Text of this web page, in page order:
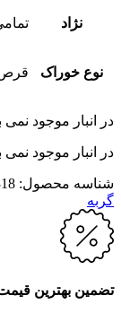
نژاد
نوع خوراک
در انبار موجود نمی
در انبار موجود نمی
شناسه محصول:
گربه
تضمین بهترین